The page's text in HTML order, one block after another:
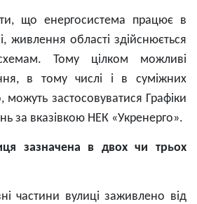
що енергосистема працює в
живлення області здійснюється
Тому цілком можливі
в тому числі і в суміжних
можуть застосовуватися Графіки
за вказівкою НЕК «Укренерго».
зазначена в двох чи трьох
частини вулиці заживлено від